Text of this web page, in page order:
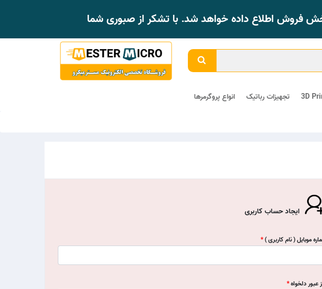
فروش اطلاع داده خواهد شد. با تشکر از صبوری شما
3D تجهیزات رباتیک انواع پروگرمرها
ایجاد حساب کاربری
موبایل ( نام کاربری )
عبور دلخواه